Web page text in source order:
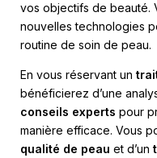
vos objectifs de beauté.
nouvelles technologies
routine de soin de peau.
En vous réservant un
bénéficierez d’une
conseils experts pour
manière efficace. Vous
qualité de peau et d’un